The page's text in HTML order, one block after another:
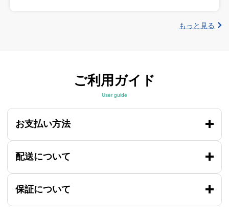
もっと見る
ご利用ガイド
User guide
お支払い方法
配送について
保証について